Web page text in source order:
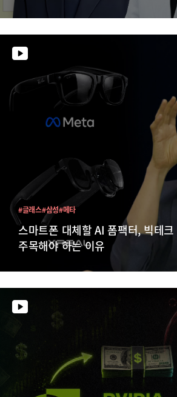
스마트폰 대체할 AI 폼팩터, 빅테
주목해야 하는 이유
#글래스#삼성#메타